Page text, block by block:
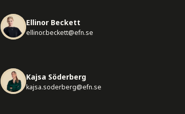
Ellinor Beckett
ellinor.beckett@efn.se
Kajsa Söderberg
kajsa.soderberg@efn.se